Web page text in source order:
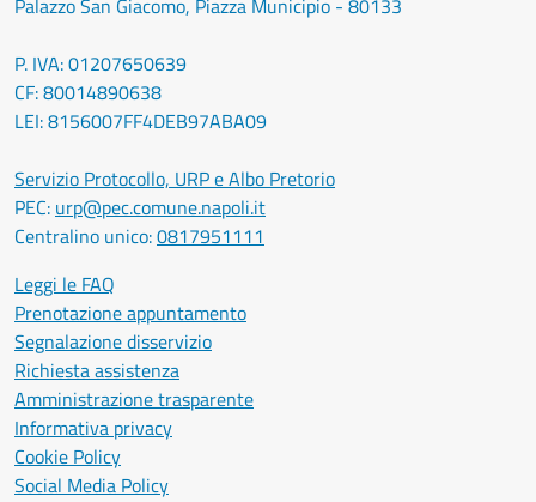
Palazzo San Giacomo, Piazza Municipio - 80133
P. IVA: 01207650639
CF: 80014890638
LEI: 8156007FF4DEB97ABA09
Servizio Protocollo, URP e Albo Pretorio
PEC: urp@pec.comune.napoli.it
Centralino unico:0817951111
Leggi le FAQ
Prenotazione appuntamento
Segnalazione disservizio
Richiesta assistenza
Amministrazione trasparente
Informativa privacy
Cookie Policy
Social Media Policy